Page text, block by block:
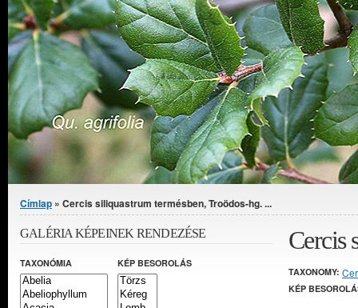
Jelenlegi hely
Címlap » Cercis siliquastrum termésben, Troödos-hg. ...
Cercis
TAXONOMY:
KÉP
GALÉRIA KÉPEINEK RENDEZÉSE
TAXONÓMIA KÉP BESOROLÁS